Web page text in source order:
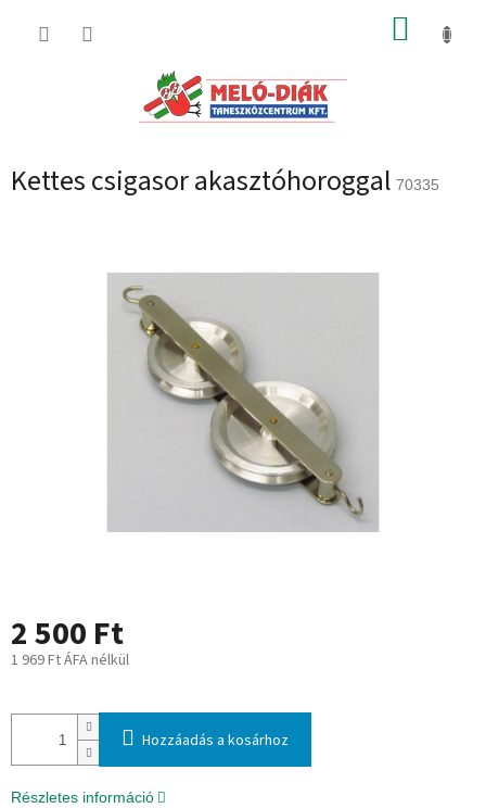
KOSÁR
Kettes csigasor akasztóhoroggal 70335
2 500 Ft
1 969 Ft ÁFA nélkül
Hozzáadás a kosárhoz
Részletes információ